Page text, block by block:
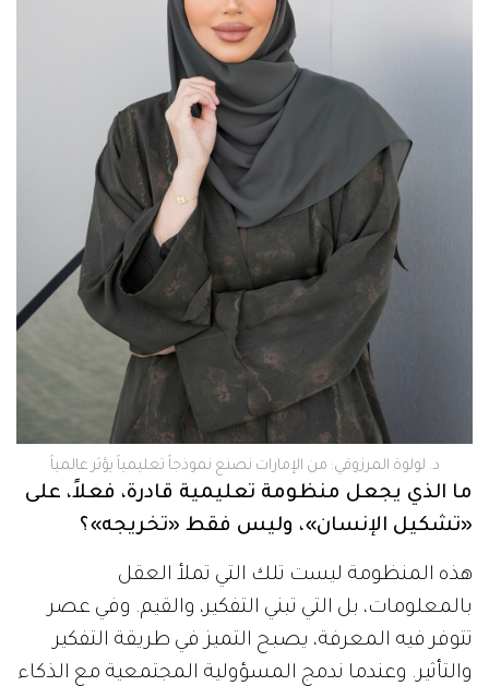
د. لولوة المرزوقي: من الإمارات نصنع نموذجاً تعليمياً يؤثر عالمياً
ما الذي يجعل منظومة تعليمية قادرة، فعلاً، على
«تشكيل الإنسان»، وليس فقط «تخريجه»؟
هذه المنظومة ليست تلك التي تملأ العقل
بالمعلومات، بل التي تبني التفكير، والقيم. وفي عصر
تتوفر فيه المعرفة، يصبح التميز في طريقة التفكير
والتأثير. وعندما ندمج المسؤولية المجتمعية مع الذكاء